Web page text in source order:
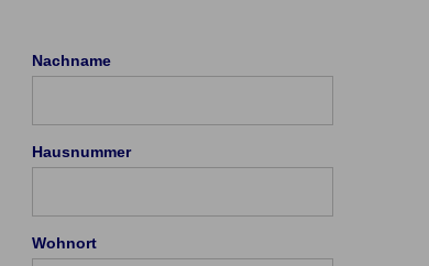
Nachname
Hausnummer
Wohnort